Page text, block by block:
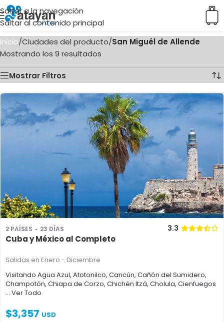
Saltar a la navegación
Saltar al contenido principal
Inicio/Ciudades del producto/San Miguél de Allende
Mostrando los 9 resultados
Mostrar Filtros
2 PAÍSES 23 DÍAS 3.3
Cuba y México al Completo
Salidas en Enero - Diciembre
Visitando Agua Azul, Atotonilco, Cancún, Cañón del Sumidero,
Champotón, Chiapa de Corzo, Chichén Itzá, Cholula, Cienfuegos
... Ver Todo
$3,357 USD